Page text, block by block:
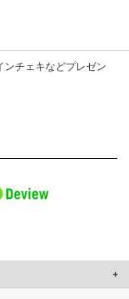
ンチェキなどプレゼン